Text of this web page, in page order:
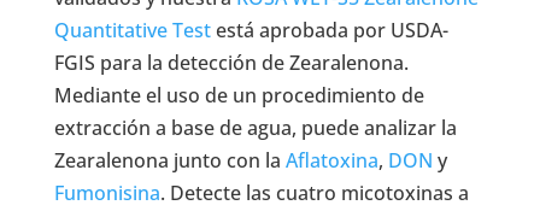
Quantitative Testestá aprobada por USDA-
FGIS para la detección de Zearalenona.
Mediante el uso de un procedimiento de
extracción a base de agua, puede analizar la
Zearalenona junto con la Aflatoxina, DON y
Fumonisina. Detecte las cuatro micotoxinas a